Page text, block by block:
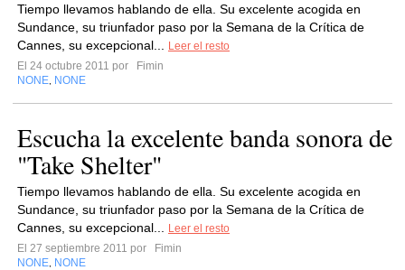
Tiempo llevamos hablando de ella. Su excelente acogida en
Sundance, su triunfador paso por la Semana de la Crítica de
Cannes, su excepcional...
Leer el resto
El 24 octubre 2011 por
Fimin
NONE NONE
Escucha la excelente banda sonora de
"Take Shelter"
Tiempo llevamos hablando de ella. Su excelente acogida en
Sundance, su triunfador paso por la Semana de la Crítica de
Cannes, su excepcional...
Leer el resto
El 27 septiembre 2011 por
Fimin
NONE NONE